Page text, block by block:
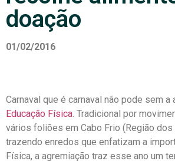
doação
01/02/2016
Carnaval que é carnaval não pode sem a
Educação Física. Tradicional por
vários foliões em Cabo Frio (Região
trazendo enredos que enfatizam a
Física, a agremiação traz esse ano um